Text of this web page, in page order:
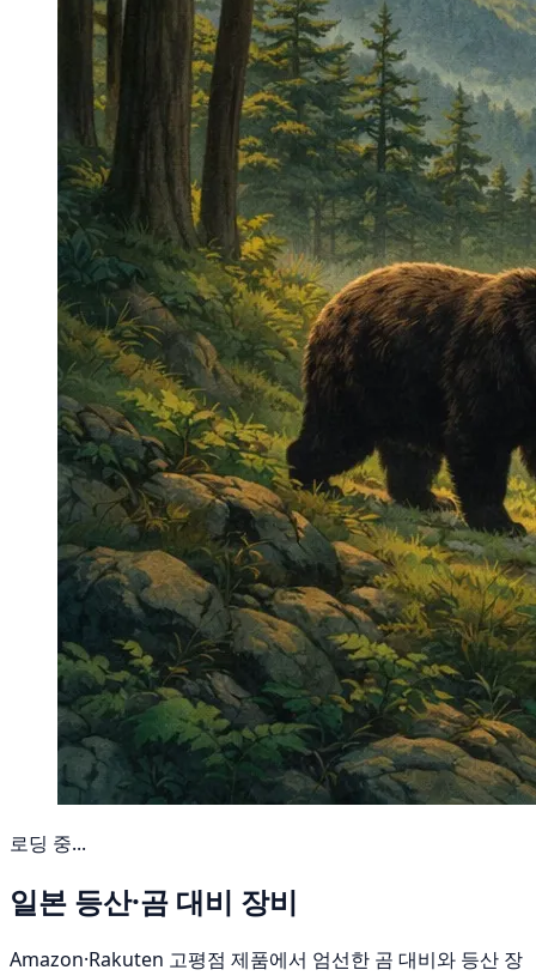
로딩 중...
일본 등산·곰 대비 장비
Amazon·Rakuten 고평점 제품에서 엄선한 곰 대비와 등산 장